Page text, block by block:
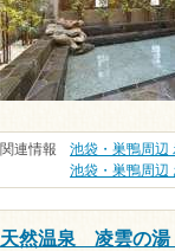
関連情報 池袋・巣鴨周辺
池袋・巣鴨周辺
天然温泉 凌雲の